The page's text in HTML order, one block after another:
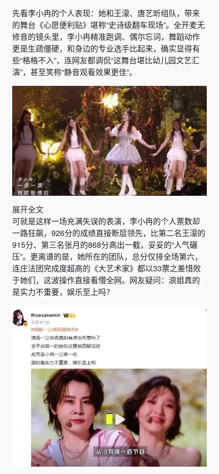
先看李小冉的个人表现：她和王濛、唐艺昕组队，带来
的舞台《心愿便利贴》堪称“史诗级翻车现场”。全开麦无
修音的镜头里，李小冉精准跑调、偶尔忘词，舞蹈动作
更是生疏僵硬，和身边的专业选手比起来，确实显得有
些“格格不入”，连网友都调侃“这舞台堪比幼儿园文艺汇
演”，甚至笑称“静音观看效果更佳”。
展开全文
可就是这样一场充满失误的表演，李小冉的个人票数却
一路狂飙，926分的成绩直接断层领先，比第二名王濛的
915分、第三名张月的868分高出一截，妥妥的“人气碾
压”。更离谱的是，她所在的团队，总分仅排全场第六，
连庄法团完成度超高的《大艺术家》都以33票之差惜败
于她们，这波操作直接看懵全网。网友疑问：浪姐真的
是实力不重要，娱乐至上吗？